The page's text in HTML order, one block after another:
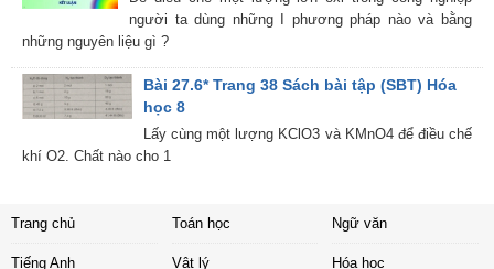
người ta dùng những I phương pháp nào và bằng
những nguyên liệu gì ?
Bài 27.6* Trang 38 Sách bài tập (SBT) Hóa
học 8
Lấy cùng một lượng KClO3 và KMnO4 để điều chế
khí O2. Chất nào cho 1
Trang chủ Toán học Ngữ văn
Tiếng Anh Vật lý Hóa học